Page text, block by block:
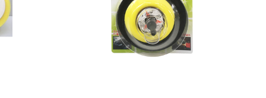
打蠟海綿組 專利